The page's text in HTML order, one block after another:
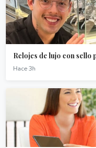
Relojes de lujo con sello
Hace 3h